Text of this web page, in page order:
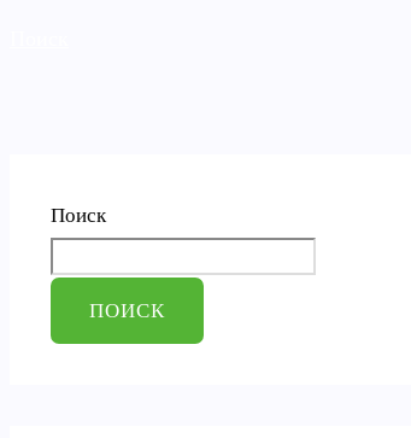
Поиск
ПОИСК